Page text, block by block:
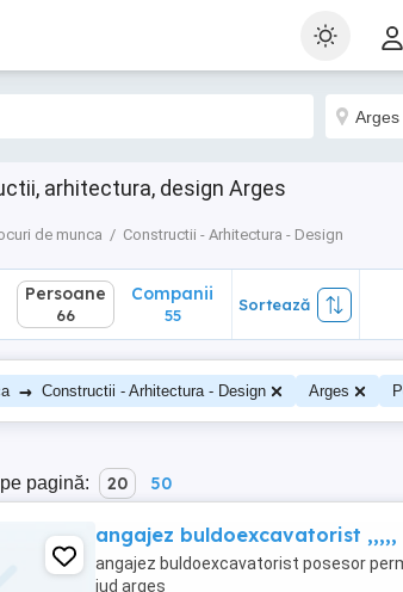
arhitectura, design Arges
de munca Constructii - Arhitectura - Design
Persoane
66
Companii
55
Sortează
→ Constructii - Arhitectura - Design Arges
pagină: 20 50
angajez buldoexcavatorist ,,,,,
angajez buldoexcavatorist posesor
jud arges